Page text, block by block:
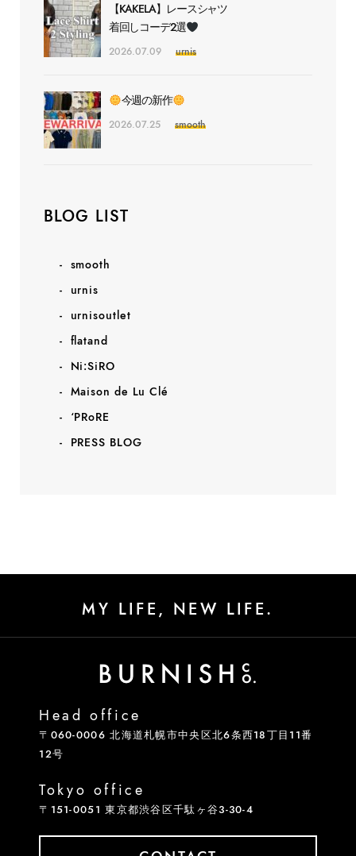
【KAKELA】レースシャツ
着回しコーデ2選
2026.07.09 urnis
今週の新作
2026.07.25 smooth
BLOG LIST
smooth
urnis
urnisoutlet
flatand
Ni:SiRO
Maison de Lu Clé
‘PRoRE
PRESS BLOG
MY LIFE, NEW LIFE.
Head office
〒060-0006 北海道札幌市中央区北6条西18丁目11番
12号
Tokyo office
〒151-0051 東京都渋谷区千駄ヶ谷3-30-4